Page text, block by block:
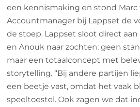
een kennismaking en stond Marc
Accountmanager bij Lappset de
de stoep. Lappset sloot direct aan
en Anouk naar zochten: geen
maar een totaalconcept met
storytelling. “Bij andere partijen
een beetje vast, omdat het vaak
speeltoestel. Ook zagen we dat